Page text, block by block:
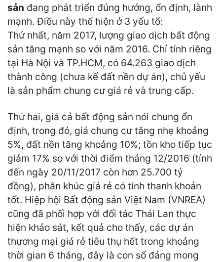
sản đang phát triển đúng hướng, ổn định, lành
mạnh. Điều này thể hiện ở 3 yếu tố:
Thứ nhất, năm 2017, lượng giao dịch bất động
sản tăng mạnh so với năm 2016. Chỉ tính riêng
tại Hà Nội và TP.HCM, có 64.263 giao dịch
thành công (chưa kể đất nền dự án), chủ yếu
là sản phẩm chung cư giá rẻ và trung cấp.
Thứ hai, giá cả bất động sản nói chung ổn
định, trong đó, giá chung cư tăng nhẹ khoảng
5%, đất nền tăng khoảng 10%; tồn kho tiếp tục
giảm 17% so với thời điểm tháng 12/2016 (tính
đến ngày 20/11/2017 còn hơn 25.700 tỷ
đồng), phân khúc giá rẻ có tính thanh khoản
tốt. Hiệp hội Bất động sản Việt Nam (VNREA)
cũng đã phối hợp với đối tác Thái Lan thực
hiện khảo sát, kết quả cho thấy, các dự án
thương mại giá rẻ tiêu thụ hết trong khoảng
thời gian 6 tháng, đây là con số đáng mong